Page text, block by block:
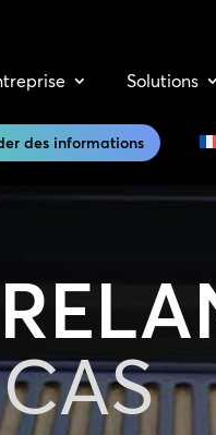
Solutions
des informations